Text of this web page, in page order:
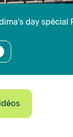
day spécial